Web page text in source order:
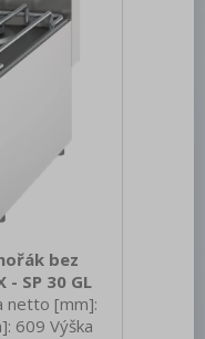
AISI
bez
SP 30 GL
netto [mm]:
609 Výška